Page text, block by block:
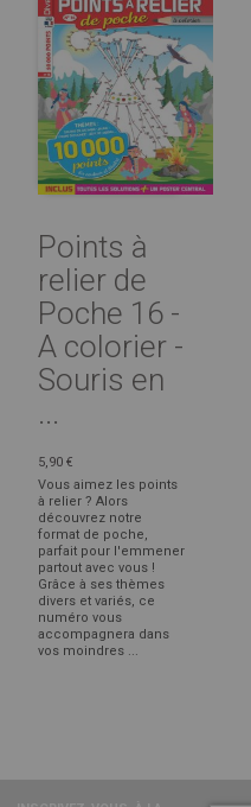
Points à
relier de
Poche 16 -
A colorier -
Souris en
...
5,90 €
Vous aimez les points
à relier ? Alors
découvrez notre
format de poche,
parfait pour l'emmener
partout avec vous !
Grâce à ses thèmes
divers et variés, ce
numéro vous
accompagnera dans
vos moindres ...